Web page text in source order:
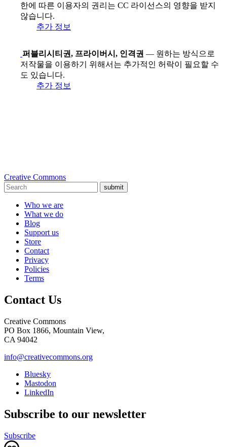
한에 따른 이용자의 권리는 CC 라이선스의 영향을 받지
않습니다.
추가 정보
퍼블리시티권, 프라이버시, 인격권 — 원하는 방식으로
저작물을 이용하기 위해서는 추가적인 허락이 필요할 수
도 있습니다.
추가 정보
Creative Commons
submit
Who we are
What we do
Blog
Support us
Store
Contact
Privacy
Policies
Terms
Contact Us
Creative Commons
PO Box 1866, Mountain View,
CA 94042
info@creativecommons.org
Bluesky
Mastodon
LinkedIn
Subscribe to our newsletter
Subscribe